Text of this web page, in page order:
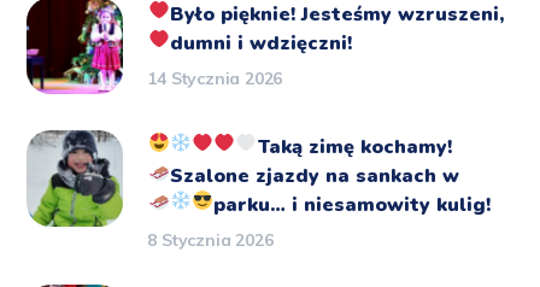
Było pięknie!Jesteśmy wzruszeni,
dumni i wdzięczni!
14 Stycznia 2026
Taką zimę kochamy!
Szalone zjazdy na sankach w
parku… i niesamowity kulig!
8 Stycznia 2026